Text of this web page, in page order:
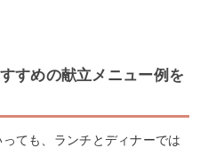
すめの献立メニュー例を
ても、ランチとディナーでは